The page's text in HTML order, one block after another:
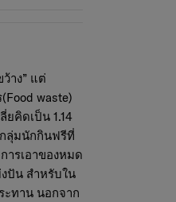
าง” แต่
waste)
คิดเป็น 1.14
ลุ่มนักกินฟรีที่
ารเอาของหมด
ปัน สำหรับใน
ะทาน นอกจาก